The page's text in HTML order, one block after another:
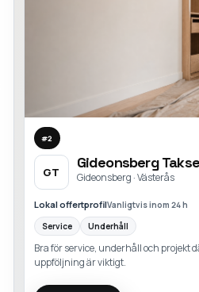
#2
GT
Gideonsberg
Gideonsberg · Västerås
Lokal offertprofilVanligtvis inom 24 h
Service
Underhåll
Bra för service, underhåll och projekt
uppföljning är viktigt.